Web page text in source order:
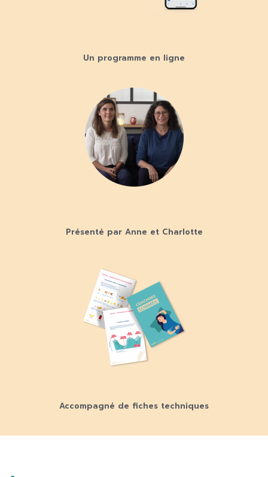
Un programme en ligne
Présenté par Anne et Charlotte
Accompagné de fiches techniques